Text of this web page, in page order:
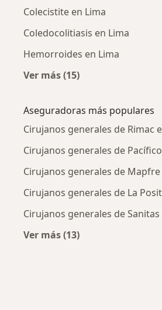
Colecistite en Lima
Coledocolitiasis en Lima
Hemorroides en Lima
Ver más (15)
Aseguradoras más populares
Cirujanos generales de Rimac
Cirujanos generales de
Cirujanos generales de Mapfre
Cirujanos generales de La
Cirujanos generales de Sanitas
Ver más (13)